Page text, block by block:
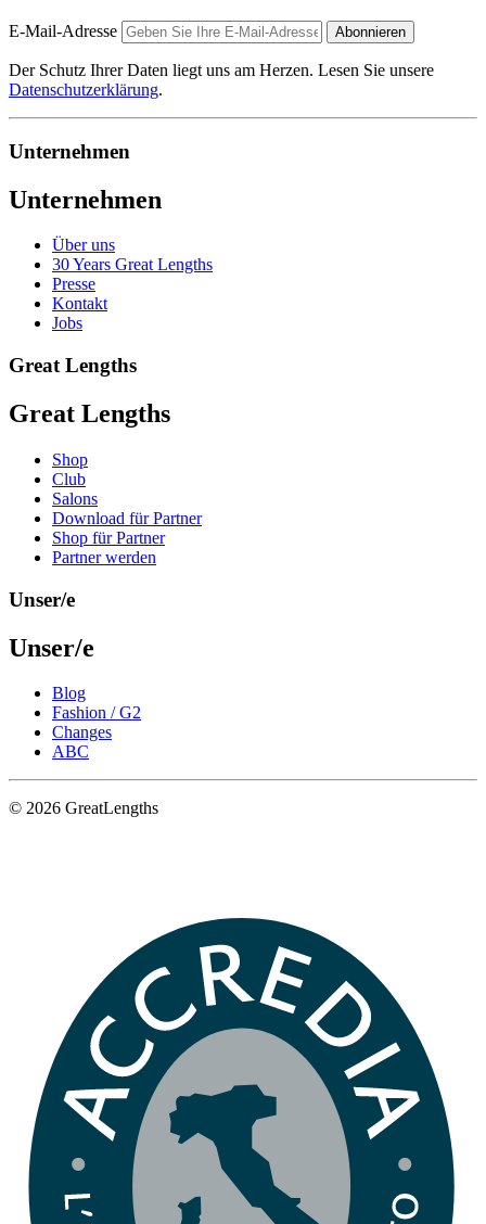
E-Mail-Adresse Abonnieren
Der Schutz Ihrer Daten liegt uns am Herzen. Lesen Sie unsere
Datenschutzerklärung.
Unternehmen
Unternehmen
Über uns
30 Years Great Lengths
Presse
Kontakt
Jobs
Great Lengths
Great Lengths
Shop
Club
Salons
Download für Partner
Shop für Partner
Partner werden
Unser/e
Unser/e
Blog
Fashion / G2
Changes
ABC
© 2026 GreatLengths